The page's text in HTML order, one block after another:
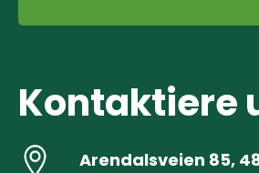
Kontaktiere
Arendalsveien 85,